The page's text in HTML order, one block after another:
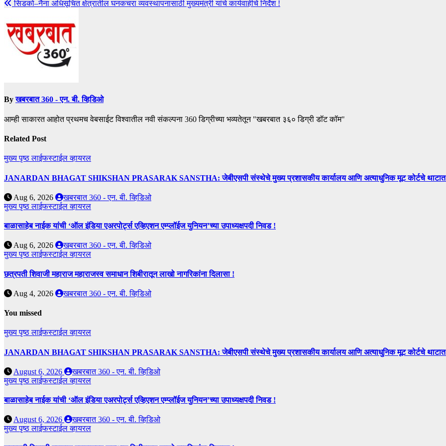
सिडको–नैना अधिसूचित क्षेत्रातील घनकचरा व्यवस्थापनासाठी मुख्यमंत्री यांचे कार्यवाहीचे निर्देश !
Byखबरबात 360 - एन. बी. व्हिडिओ
आम्ही साकारत आहोत प्रथमच वेबसाईट विश्वातील नवी संकल्पना 360 डिग्रीच्या भव्यतेतून "खबरबात ३६० डिग्री डॉट कॉम"
Related Post
मुख्य पृष्ठलाईफस्टाईलव्हायरल
JANARDAN BHAGAT SHIKSHAN PRASARAK SANSTHA: जेबीएसपी संस्थेचे मुख्य प्रशासकीय कार्यालय आणि अत्याधुनिक मूट कोर्टचे थाटात
Aug 6, 2026
खबरबात 360 - एन. बी. व्हिडिओ
मुख्य पृष्ठलाईफस्टाईलव्हायरल
बाळासाहेब नाईक यांची ‘ऑल इंडिया एअरपोर्ट्स एव्हिएशन एम्प्लॉईज युनियन’च्या उपाध्यक्षपदी निवड !
Aug 6, 2026
खबरबात 360 - एन. बी. व्हिडिओ
मुख्य पृष्ठलाईफस्टाईलव्हायरल
छत्रपती शिवाजी महाराज महाराजस्व समाधान शिबीरातून लाखो नागरिकांना दिलासा !
Aug 4, 2026 खबरबात 360 - एन. बी. व्हिडिओ
You missed
मुख्य पृष्ठलाईफस्टाईलव्हायरल
JANARDAN BHAGAT SHIKSHAN PRASARAK SANSTHA: जेबीएसपी संस्थेचे मुख्य प्रशासकीय कार्यालय आणि अत्याधुनिक मूट कोर्टचे थाटात
August 6, 2026
खबरबात 360 - एन. बी. व्हिडिओ
मुख्य पृष्ठलाईफस्टाईलव्हायरल
बाळासाहेब नाईक यांची ‘ऑल इंडिया एअरपोर्ट्स एव्हिएशन एम्प्लॉईज युनियन’च्या उपाध्यक्षपदी निवड !
August 6, 2026
खबरबात 360 - एन. बी. व्हिडिओ
मुख्य पृष्ठलाईफस्टाईलव्हायरल